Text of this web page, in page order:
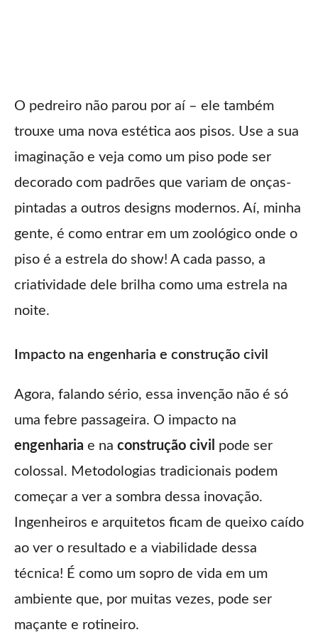
O pedreiro não parou por aí – ele também
trouxe uma nova estética aos pisos. Use a sua
imaginação e veja como um piso pode ser
decorado com padrões que variam de onças-
pintadas a outros designs modernos. Aí, minha
gente, é como entrar em um zoológico onde o
piso é a estrela do show! A cada passo, a
criatividade dele brilha como uma estrela na
noite.
Impacto na engenharia e construção civil
Agora, falando sério, essa invenção não é só
uma febre passageira. O impacto na
engenharia e na construção civil pode ser
colossal. Metodologias tradicionais podem
começar a ver a sombra dessa inovação.
Ingenheiros e arquitetos ficam de queixo caído
ao ver o resultado e a viabilidade dessa
técnica! É como um sopro de vida em um
ambiente que, por muitas vezes, pode ser
maçante e rotineiro.